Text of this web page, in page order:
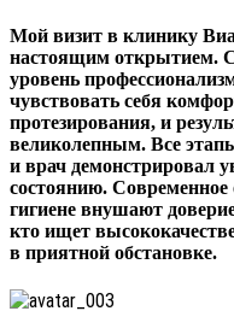
Мой визит в клинику
настоящим открытием.
уровень
чувствовать себя
протезирования, и
великолепным. Все
и врач демонстрировал
состоянию.
гигиене внушают
кто ищет
в приятной обстановке.